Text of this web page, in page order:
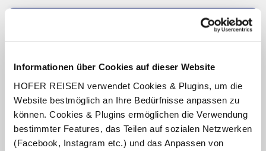
Informationen über Cookies auf dieser Website
HOFER REISEN verwendet Cookies & Plugins, um die
Website bestmöglich an Ihre Bedürfnisse anpassen zu
können. Cookies & Plugins ermöglichen die Verwendung
bestimmter Features, das Teilen auf sozialen Netzwerken
(Facebook, Instagram etc.) und das Anpassen von
HOTEL
Seezugang über das Strandbad Velden (ca. Mitte Mai bis
Wörthersee PLUS Card(gültig für die Dauer des